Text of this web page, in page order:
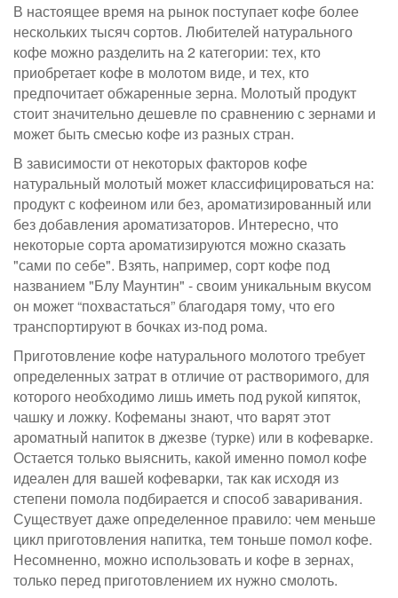
В настоящее время на рынок поступает кофе более
нескольких тысяч сортов. Любителей натурального
кофе можно разделить на 2 категории: тех, кто
приобретает кофе в молотом виде, и тех, кто
предпочитает обжаренные зерна. Молотый продукт
стоит значительно дешевле по сравнению с зернами и
может быть смесью кофе из разных стран.
В зависимости от некоторых факторов кофе
натуральный молотый может классифицироваться на:
продукт с кофеином или без, ароматизированный или
без добавления ароматизаторов. Интересно, что
некоторые сорта ароматизируются можно сказать
"сами по себе". Взять, например, сорт кофе под
названием "Блу Маунтин" - своим уникальным вкусом
он может “похвастаться” благодаря тому, что его
транспортируют в бочках из-под рома.
Приготовление кофе натурального молотого требует
определенных затрат в отличие от растворимого, для
которого необходимо лишь иметь под рукой кипяток,
чашку и ложку. Кофеманы знают, что варят этот
ароматный напиток в джезве (турке) или в кофеварке.
Остается только выяснить, какой именно помол кофе
идеален для вашей кофеварки, так как исходя из
степени помола подбирается и способ заваривания.
Существует даже определенное правило: чем меньше
цикл приготовления напитка, тем тоньше помол кофе.
Несомненно, можно использовать и кофе в зернах,
только перед приготовлением их нужно смолоть.